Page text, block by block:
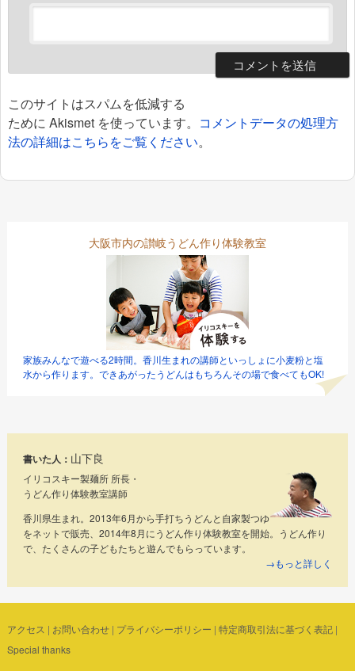
このサイトはスパムを低減する
ために Akismet を使っています。 コメントデータの処理方
法の詳細はこちらをご覧ください。
大阪市内の讃岐うどん作り体験教室
家族みんなで遊べる2時間。香川生まれの講師といっしょに小麦粉と塩
水から作ります。できあがったうどんはもちろんその場で食べてもOK!
書いた人： 山下良
イリコスキー製麺所 所長・
うどん作り体験教室講師
香川県生まれ。2013年6月から手打ちうどんと自家製つゆ
をネットで販売、2014年8月にうどん作り体験教室を開始。うどん作り
で、たくさんの子どもたちと遊んでもらっています。
→もっと詳しく
アクセス | お問い合わせ| プライバシーポリシー | 特定商取引法に基づく表記|
Special thanks